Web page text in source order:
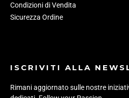
Condizioni di Vendita
Sicurezza Ordine
ISCRIVITI ALLA
Rimani aggiornato sulle nostre